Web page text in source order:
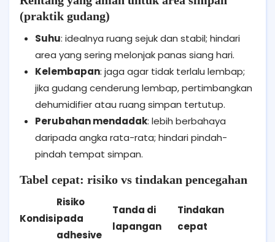
(praktik gudang)
Suhu: idealnya ruang sejuk dan stabil; hindari
area yang sering melonjak panas siang hari.
Kelembapan: jaga agar tidak terlalu lembap;
jika gudang cenderung lembap, pertimbangkan
dehumidifier atau ruang simpan tertutup.
Perubahan mendadak: lebih berbahaya
daripada angka rata-rata; hindari pindah-
pindah tempat simpan.
Tabel cepat: risiko vs tindakan pencegahan
Kondisi
Risiko
pada
adhesive
Tanda di
lapangan
Tindakan
cepat